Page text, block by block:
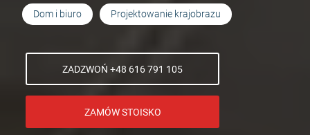
Dom i biuro Projektowanie krajobrazu
ZADZWOŃ +48 616 791 105
ZAMÓW STOISKO